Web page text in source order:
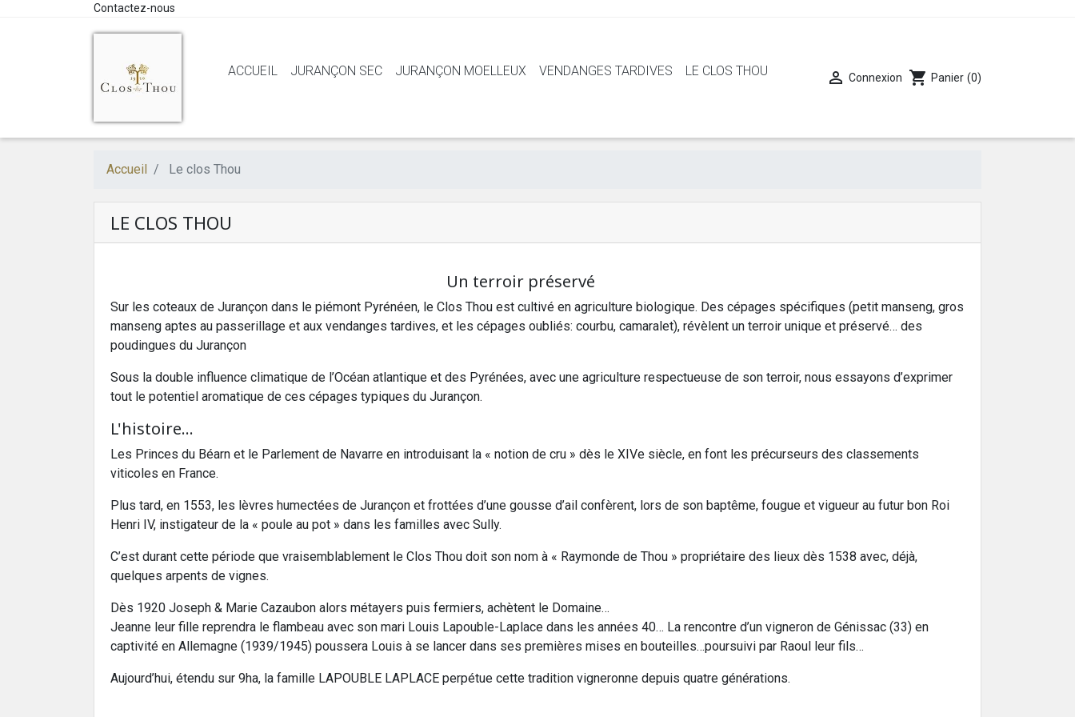
Contactez-nous
ACCUEIL JURANÇON SEC JURANÇON MOELLEUX VENDANGES TARDIVES LE CLOS THOU  Connexion shopping_cart Panier (0)
Accueil Le clos Thou
LE CLOS THOU
Un terroir préservé
Sur les coteaux de Jurançon dans le piémont Pyrénéen, le Clos Thou est cultivé en agriculture biologique. Des cépages spécifiques (petit manseng, gros
manseng aptes au passerillage et aux vendanges tardives, et les cépages oubliés: courbu, camaralet), révèlent un terroir unique et préservé… des
poudingues du Jurançon
Sous la double influence climatique de l’Océan atlantique et des Pyrénées, avec une agriculture respectueuse de son terroir, nous essayons d’exprimer
tout le potentiel aromatique de ces cépages typiques du Jurançon.
L'histoire...
Les Princes du Béarn et le Parlement de Navarre en introduisant la « notion de cru » dès le XIVe siècle, en font les précurseurs des classements
viticoles en France.
Plus tard, en 1553, les lèvres humectées de Jurançon et frottées d’une gousse d’ail confèrent, lors de son baptême, fougue et vigueur au futur bon Roi
Henri IV, instigateur de la « poule au pot » dans les familles avec Sully.
C’est durant cette période que vraisemblablement le Clos Thou doit son nom à « Raymonde de Thou » propriétaire des lieux dès 1538 avec, déjà,
quelques arpents de vignes.
Dès 1920 Joseph & Marie Cazaubon alors métayers puis fermiers, achètent le Domaine…
Jeanne leur fille reprendra le flambeau avec son mari Louis Lapouble-Laplace dans les années 40… La rencontre d’un vigneron de Génissac (33) en
captivité en Allemagne (1939/1945) poussera Louis à se lancer dans ses premières mises en bouteilles…poursuivi par Raoul leur fils…
Aujourd’hui, étendu sur 9ha, la famille LAPOUBLE LAPLACE perpétue cette tradition vigneronne depuis quatre générations.